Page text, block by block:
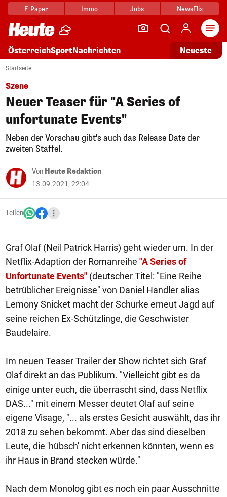
E-Paper Immo Jobs NewsFlix
ÖsterreichSportNachrichten Neueste
Startseite
Szene
Neuer Teaser für "A Series of
unfortunate Events"
Neben der Vorschau gibt's auch das Release Date der
zweiten Staffel.
Von Heute Redaktion
13.09.2021, 22:04
Teilen
Graf Olaf (Neil Patrick Harris) geht wieder um. In der
Netflix-Adaption der Romanreihe "A Series of
Unfortunate Events" (deutscher Titel: "Eine Reihe
betrüblicher Ereignisse" von Daniel Handler alias
Lemony Snicket macht der Schurke erneut Jagd auf
seine reichen Ex-Schützlinge, die Geschwister
Baudelaire.
Im neuen Teaser Trailer der Show richtet sich Graf
Olaf direkt an das Publikum. "Vielleicht gibt es da
einige unter euch, die überrascht sind, dass Netflix
DAS..." mit einem Messer deutet Olaf auf seine
eigene Visage, "... als erstes Gesicht auswählt, das ihr
2018 zu sehen bekommt. Aber das sind dieselben
Leute, die 'hübsch' nicht erkennen könnten, wenn es
ihr Haus in Brand stecken würde."
Nach dem Monolog gibt es noch ein paar Ausschnitte